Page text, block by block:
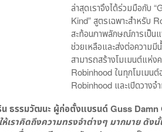
ล่าสุดเราจึงได้ร่วมมือกับ
Kind” สูตรเฉพาะสำหรับ
สะท้อนภาพลักษณ์การเป็น
ช่วยเหลือและส่งต่อความมี
สามารถสร้างโมเมนต์แห่ง
Robinhood ในทุกโมเมน
Robinhood และเปิดวาง
น ธรรมวัฒนะ ผู้ก่อตั้งแบรนด์ Guss Damn
ห้เราคิดถึงความทรงจำต่างๆ มากมาย ดัง